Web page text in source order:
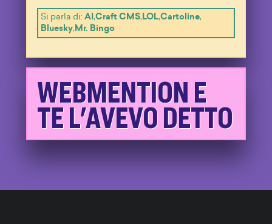
Si parla di: AI ,Craft CMS,LOL,Cartoline,
Bluesky,Mr. Bingo
WEBMENTION E
TE L'AVEVO DETTO